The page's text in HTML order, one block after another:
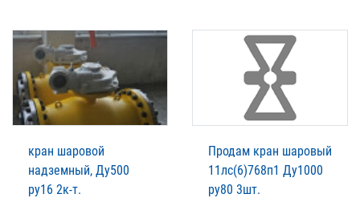
кран шаровой
надземный, Ду500
ру16 2к-т.
Продам кран шаровый
11лс(6)768п1 Ду1000
ру80 3шт.